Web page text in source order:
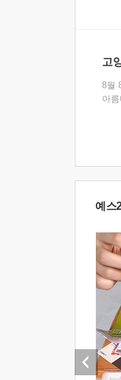
고
8월
아
예스